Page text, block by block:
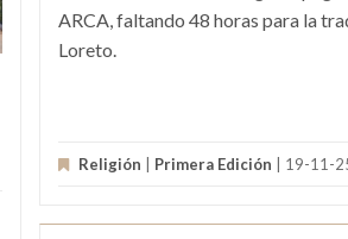
ARCA, faltando 48 horas para la
Loreto.
Religión Primera Edición | 19-11-